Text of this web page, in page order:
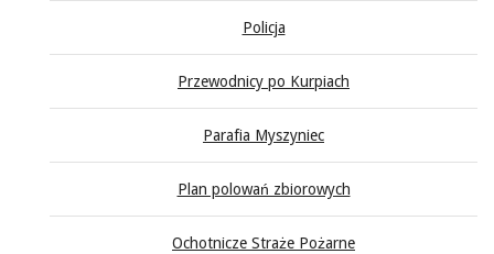
Policja
Przewodnicy po Kurpiach
Parafia Myszyniec
Plan polowań zbiorowych
Ochotnicze Straże Pożarne